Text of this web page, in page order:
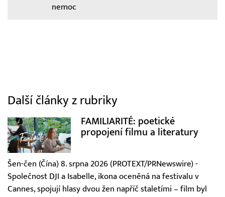
nemoc
Další články z rubriky
FAMILIARITÉ: poetické
propojení filmu a literatury
Šen-čen (Čína) 8. srpna 2026 (PROTEXT/PRNewswire) -
Společnost DJI a Isabelle, ikona oceněná na festivalu v
Cannes, spojují hlasy dvou žen napříč staletími – film byl